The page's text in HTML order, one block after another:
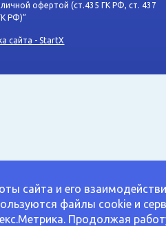
офертой (ст.435 ГК РФ, cт. 437
РФ)”
сайта - StartX
сайта и его
файлы cookie и
Продолжая